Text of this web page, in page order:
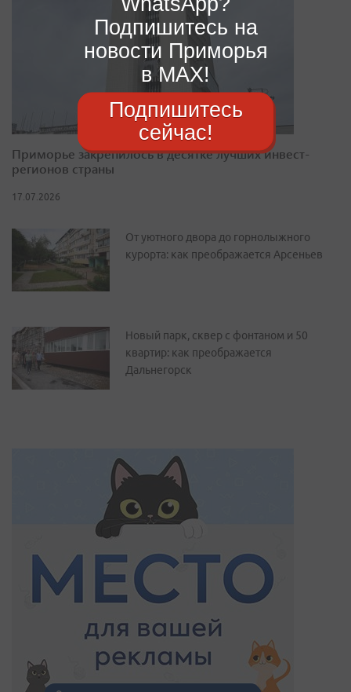
Приморье закрепилось в десятке лучших инвест-
регионов страны
17.07.2026
От уютного двора до горнолыжного
курорта: как преображается Арсеньев
Новый парк, сквер с фонтаном и 50
квартир: как преображается
Дальнегорск
Подпишитесь на
новости Приморья
в MAX!
Подпишитесь
сейчас!